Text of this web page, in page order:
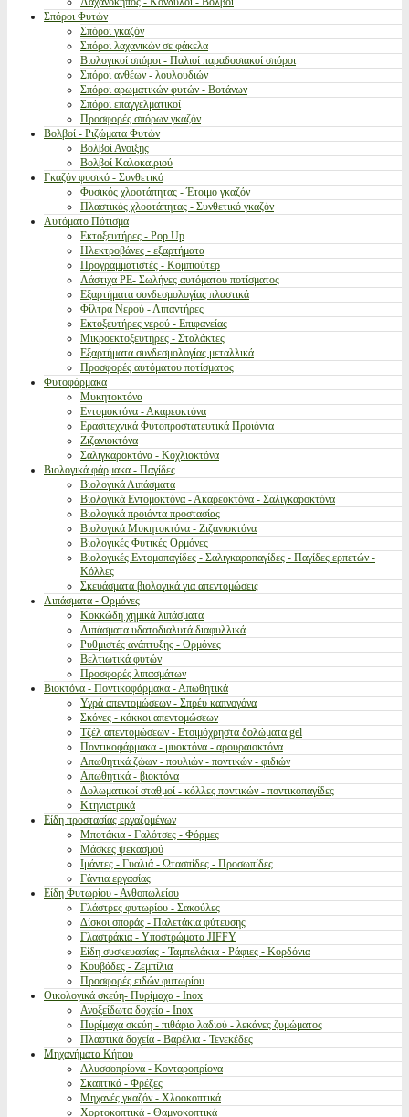
Σπόροι Φυτών
Σπόροι γκαζόν
Σπόροι λαχανικών σε φάκελα
Βιολογικοί σπόροι - Παλιοί παραδοσιακοί σπόροι
Σπόροι ανθέων - λουλουδιών
Σπόροι αρωματικών φυτών - Βοτάνων
Σπόροι επαγγελματικοί
Προσφορές σπόρων γκαζόν
Βολβοί - Ριζώματα Φυτών
Βολβοί Ανοιξης
Βολβοί Καλοκαιριού
Γκαζόν φυσικό - Συνθετικό
Φυσικός χλοοτάπητας - Έτοιμο γκαζόν
Πλαστικός χλοοτάπητας - Συνθετικό γκαζόν
Αυτόματο Πότισμα
Εκτοξευτήρες - Pop Up
Ηλεκτροβάνες - εξαρτήματα
Προγραμματιστές - Κομπιούτερ
Λάστιχα PE- Σωλήνες αυτόματου ποτίσματος
Εξαρτήματα συνδεσμολογίας πλαστικά
Φίλτρα Νερού - Λιπαντήρες
Εκτοξευτήρες νερού - Επιφανείας
Μικροεκτοξευτήρες - Σταλάκτες
Εξαρτήματα συνδεσμολογίας μεταλλικά
Προσφορές αυτόματου ποτίσματος
Φυτοφάρμακα
Μυκητοκτόνα
Εντομοκτόνα - Ακαρεοκτόνα
Ερασιτεχνικά Φυτοπροστατευτικά Προιόντα
Ζιζανιοκτόνα
Σαλιγκαροκτόνα - Κοχλιοκτόνα
Βιολογικά φάρμακα - Παγίδες
Βιολογικά Λιπάσματα
Βιολογικά Εντομοκτόνα - Ακαρεοκτόνα - Σαλιγκαροκτόνα
Βιολογικά προιόντα προστασίας
Βιολογικά Μυκητοκτόνα - Ζιζανιοκτόνα
Βιολογικές Φυτικές Ορμόνες
Βιολογικές Εντομοπαγίδες - Σαλιγκαροπαγίδες - Παγίδες ερπετών -
Κόλλες
Σκευάσματα βιολογικά για απεντομώσεις
Λιπάσματα - Ορμόνες
Κοκκώδη χημικά λιπάσματα
Λιπάσματα υδατοδιαλυτά διαφυλλικά
Ρυθμιστές ανάπτυξης - Ορμόνες
Βελτιωτικά φυτών
Προσφορές λιπασμάτων
Βιοκτόνα - Ποντικοφάρμακα - Απωθητικά
Υγρά απεντομώσεων - Σπρέυ καπνογόνα
Σκόνες - κόκκοι απεντομώσεων
Τζέλ απεντομώσεων - Ετοιμόχρηστα δολώματα gel
Ποντικοφάρμακα - μυοκτόνα - αρουραιοκτόνα
Απωθητικά ζώων - πουλιών - ποντικών - φιδιών
Απωθητικά - βιοκτόνα
Δολωματικοί σταθμοί - κόλλες ποντικών - ποντικοπαγίδες
Κτηνιατρικά
Είδη προστασίας εργαζομένων
Μποτάκια - Γαλότσες - Φόρμες
Μάσκες ψεκασμού
Ιμάντες - Γυαλιά - Ωτασπίδες - Προσωπίδες
Γάντια εργασίας
Είδη Φυτωρίου - Ανθοπωλείου
Γλάστρες φυτωρίου - Σακούλες
Δίσκοι σποράς - Παλετάκια φύτευσης
Γλαστράκια - Υποστρώματα JIFFY
Είδη συσκευασίας - Ταμπελάκια - Ράφιες - Κορδόνια
Κουβάδες - Ζεμπίλια
Προσφορές ειδών φυτωρίου
Οικολογικά σκεύη- Πυρίμαχα - Inox
Ανοξείδωτα δοχεία - Inox
Πυρίμαχα σκεύη - πιθάρια λαδιού - λεκάνες ζυμώματος
Πλαστικά δοχεία - Βαρέλια - Τενεκέδες
Μηχανήματα Κήπου
Αλυσσοπρίονα - Κονταροπρίονα
Σκαπτικά - Φρέζες
Μηχανές γκαζόν - Χλοοκοπτικά
Χορτοκοπτικά - Θαμνοκοπτικά